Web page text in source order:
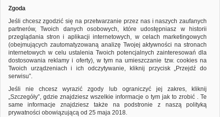
Zgoda
Jeśli chcesz zgodzić się na przetwarzanie przez nas i naszych zaufanych
partnerów, Twoich danych osobowych, które udostępniasz w historii
przeglądania stron i aplikacji internetowych, w celach marketingowych
(obejmujących zautomatyzowaną analizę Twojej aktywności na stronach
internetowych w celu ustalenia Twoich potencjalnych zainteresowań dla
dostosowania reklamy i oferty), w tym na umieszczanie tzw. cookies na
Twoich urządzeniach i ich odczytywanie, kliknij przycisk „Przejdź do
serwisu”.
Jeśli nie chcesz wyrazić zgody lub ograniczyć jej zakres, kliknij
„Szczegóły”, gdzie znajdziesz wszelkie informacje o tym jak to zrobić . Te
same informacje znajdziesz także na podstronie z naszą polityką
prywatności obowiązującą od 25 maja 2018.